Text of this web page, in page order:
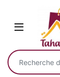
Recherche pour